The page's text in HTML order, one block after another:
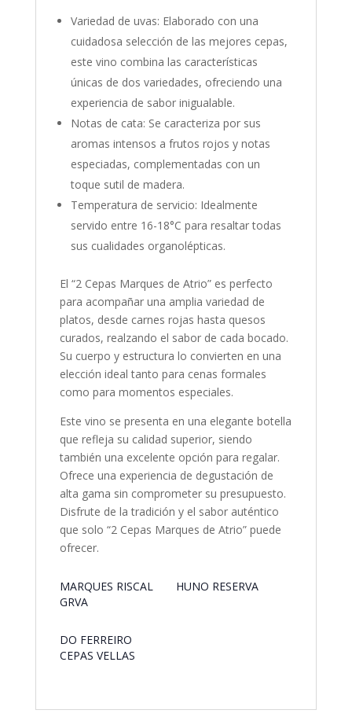
Variedad de uvas: Elaborado con una
cuidadosa selección de las mejores cepas,
este vino combina las características
únicas de dos variedades, ofreciendo una
experiencia de sabor inigualable.
Notas de cata: Se caracteriza por sus
aromas intensos a frutos rojos y notas
especiadas, complementadas con un
toque sutil de madera.
Temperatura de servicio: Idealmente
servido entre 16-18°C para resaltar todas
sus cualidades organolépticas.
El “2 Cepas Marques de Atrio” es perfecto
para acompañar una amplia variedad de
platos, desde carnes rojas hasta quesos
curados, realzando el sabor de cada bocado.
Su cuerpo y estructura lo convierten en una
elección ideal tanto para cenas formales
como para momentos especiales.
Este vino se presenta en una elegante botella
que refleja su calidad superior, siendo
también una excelente opción para regalar.
Ofrece una experiencia de degustación de
alta gama sin comprometer su presupuesto.
Disfrute de la tradición y el sabor auténtico
que solo “2 Cepas Marques de Atrio” puede
ofrecer.
MARQUES RISCAL
GRVA
HUNO RESERVA
DO FERREIRO
CEPAS VELLAS